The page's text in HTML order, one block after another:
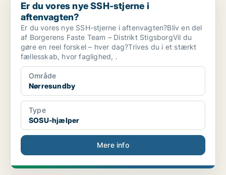
Er du vores nye SSH-stjerne i
aftenvagten?
Er du vores nye SSH-stjerne i aftenvagten?Bliv en del
af Borgerens Faste Team – Distrikt StigsborgVil du
gøre en reel forskel – hver dag?Trives du i et stærkt
fællesskab, hvor faglighed, .
Område
Nørresundby
Type
SOSU-hjælper
Mere info